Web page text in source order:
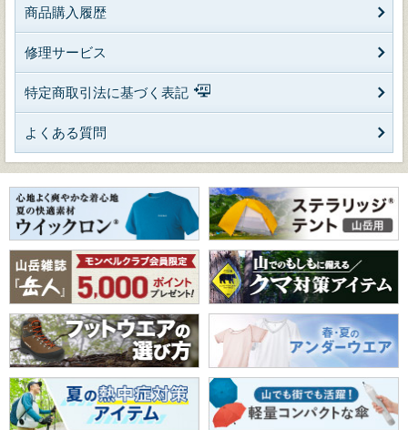
商品購入履歴
修理サービス
特定商取引法に基づく表記
よくある質問